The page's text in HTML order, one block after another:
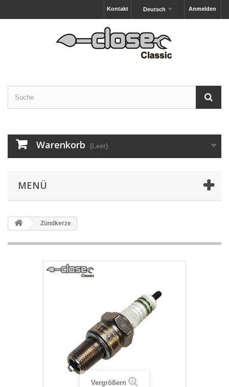
Anmelden
Deutsch
Kontakt
Warenkorb (Leer)
MENÜ
Zündkerze
Vergrößern